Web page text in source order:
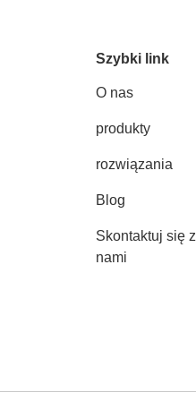
Szybki link
O nas
produkty
rozwiązania
Blog
Skontaktuj się z
nami